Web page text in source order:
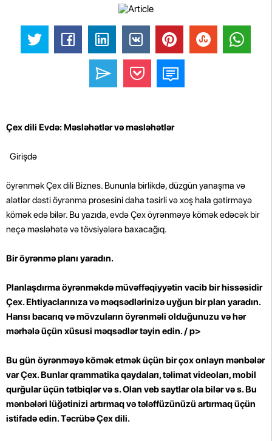
Çex dili Evdə: Məsləhətlər və məsləhətlər
Girişdə
öyrənmək Çex dili Biznes. Bununla birlikdə, düzgün yanaşma və
alətlər dəsti öyrənmə prosesini daha təsirli və xoş hala gətirməyə
kömək edə bilər. Bu yazıda, evdə Çex öyrənməyə kömək edəcək bir
neçə məsləhətə və tövsiyələrə baxacağıq.
Bir öyrənmə planı yaradın.
Planlaşdırma öyrənməkdə müvəffəqiyyətin vacib bir hissəsidir
Çex. Ehtiyaclarınıza və məqsədlərinizə uyğun bir plan yaradın.
Hansı bacarıq və mövzuların öyrənməli olduğunuzu və hər
mərhələ üçün xüsusi məqsədlər təyin edin. / p>
Bu gün öyrənməyə kömək etmək üçün bir çox onlayn mənbələr
var Çex. Bunlar qrammatika qaydaları, təlimat videoları, mobil
qurğular üçün tətbiqlər və s. Olan veb saytlar ola bilər və s. Bu
mənbələri lüğətinizi artırmaq və tələffüzünüzü artırmaq üçün
istifadə edin.Təcrübə Çex dili.